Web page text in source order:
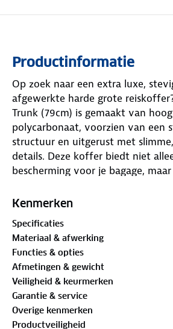
Productinformatie
Op zoek naar een extra luxe,
afgewerkte harde grote
Trunk (79cm) is gemaakt van
polycarbonaat, voorzien van een
structuur en uitgerust met
details. Deze koffer biedt niet
bescherming voor je bagage,
Dankzij de praktische
hebt. De Trunk is daarnaast
slimme handvatten – bovenop,
aan de voorkant – waardoor je de
situatie gemakkelijk kunt optillen
extra greep aan de voorzijde is
uit een rek, bagageband of
Kenmerken
Specificaties
Materiaal & afwerking
Functies & opties
Afmetingen & gewicht
Veiligheid & keurmerken
Garantie & service
Overige kenmerken
Productveiligheid